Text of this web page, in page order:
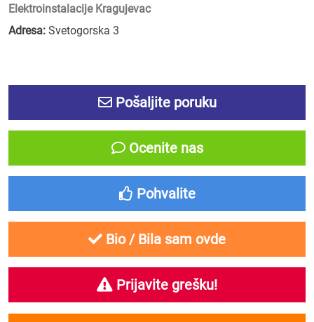
Elektroinstalacije Kragujevac
Adresa: Svetogorska 3
Pošaljite poruku
Ocenite nas
Pohvalite
Bio / Bila sam ovde
Prijavite grešku!